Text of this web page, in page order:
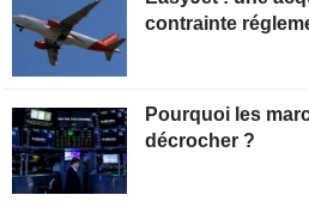
contrainte
Pourquoi les
décrocher ?